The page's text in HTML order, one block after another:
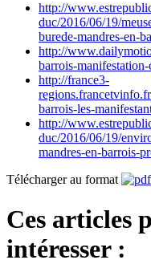
http://
duc/2016/06/19/
burede-mandres-en-
http://
barrois-
http://france3-
barrois-les-
http://
duc/2016/06/19/
mandres-en-barrois-
Télécharger au format
Ces articles
intéresser :